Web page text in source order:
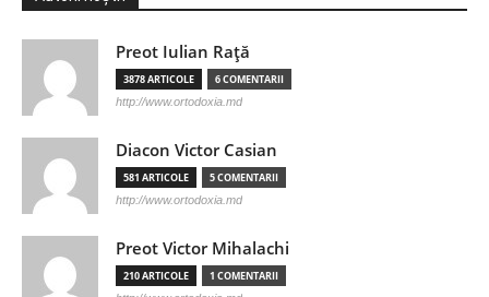
Preot Iulian Raţă
3878 ARTICOLE 6 COMENTARII
http://www.ortodoxia.md
Diacon Victor Casian
581 ARTICOLE 5 COMENTARII
http://www.ortodoxia.md
Preot Victor Mihalachi
210 ARTICOLE 1 COMENTARII